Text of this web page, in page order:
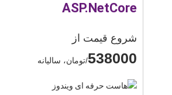
ASP.NetCore
شروع قیمت از
538000/تومان، سالیانه